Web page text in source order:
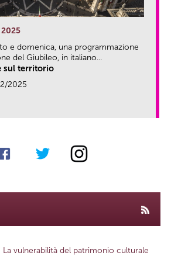
e domenica, una programmazione
del Giubileo, in italiano...
sul territorio
2025
vulnerabilità del patrimonio culturale